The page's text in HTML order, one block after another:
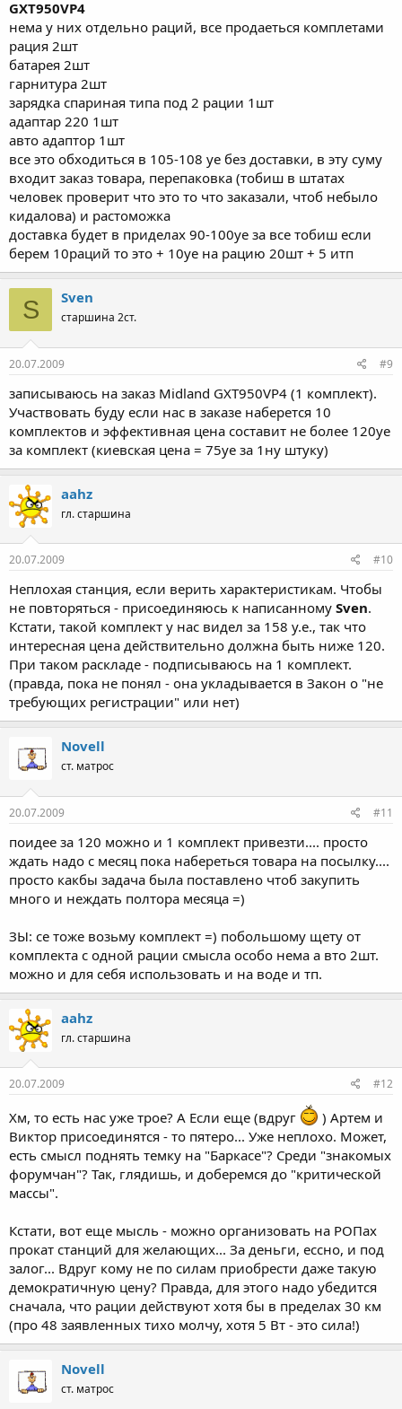
GXT950VP4
нема у них отдельно раций, все продаеться комплетами
рация 2шт
батарея 2шт
гарнитура 2шт
зарядка спариная типа под 2 рации 1шт
адаптар 220 1шт
авто адаптор 1шт
все это обходиться в 105-108 уе без доставки, в эту суму
входит заказ товара, перепаковка (тобиш в штатах
человек проверит что это то что заказали, чтоб небыло
кидалова) и растоможка
доставка будет в приделах 90-100уе за все тобиш если
берем 10раций то это + 10уе на рацию 20шт + 5 итп
S Sven
старшина 2ст.
20.07.2009 #9
записываюсь на заказ Midland GXT950VP4 (1 комплект).
Участвовать буду если нас в заказе наберется 10
комплектов и эффективная цена составит не более 120уе
за комплект (киевская цена = 75уе за 1ну штуку)
aahz
гл. старшина
20.07.2009 #10
Неплохая станция, если верить характеристикам. Чтобы
не повторяться - присоединяюсь к написанному Sven.
Кстати, такой комплект у нас видел за 158 у.е., так что
интересная цена действительно должна быть ниже 120.
При таком раскладе - подписываюсь на 1 комплект.
(правда, пока не понял - она укладывается в Закон о "не
требующих регистрации" или нет)
Novell
ст. матрос
20.07.2009 #11
поидее за 120 можно и 1 комплект привезти.... просто
ждать надо с месяц пока набереться товара на посылку....
просто какбы задача была поставлено чтоб закупить
много и неждать полтора месяца =)
ЗЫ: се тоже возьму комплект =) побольшому щету от
комплекта с одной рации смысла особо нема а вто 2шт.
можно и для себя использовать и на воде и тп.
aahz
гл. старшина
20.07.2009 #12
Хм, то есть нас уже трое? А Если еще (вдруг
) Артем и
Виктор присоединятся - то пятеро... Уже неплохо. Может,
есть смысл поднять темку на "Баркасе"? Среди "знакомых
форумчан"? Так, глядишь, и доберемся до "критической
массы".
Кстати, вот еще мысль - можно организовать на РОПах
прокат станций для желающих... За деньги, ессно, и под
залог... Вдруг кому не по силам приобрести даже такую
демократичную цену? Правда, для этого надо убедится
сначала, что рации действуют хотя бы в пределах 30 км
(про 48 заявленных тихо молчу, хотя 5 Вт - это сила!)
Novell
ст. матрос